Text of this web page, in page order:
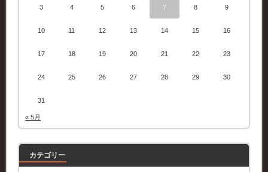
3 4 5 6 7 8 9
10 11 12 13 14 15 16
17 18 19 20 21 22 23
24 25 26 27 28 29 30
31
« 5月
カテゴリー